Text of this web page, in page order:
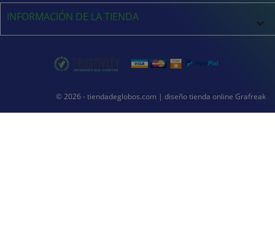
INFORMACIÓN DE LA TIENDA keyboard_arrow_down
© 2026 - tiendadeglobos.com | diseño tienda online Grafreak